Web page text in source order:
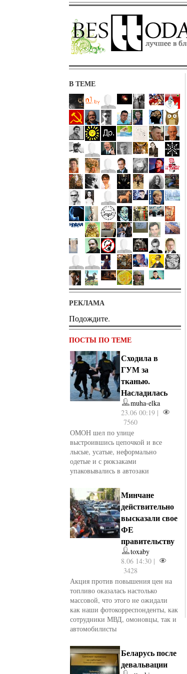
В ТЕМЕ
РЕКЛАМА
Подождите.
ПОСТЫ ПО ТЕМЕ
Сходила в
ГУМ за
тканью.
Насладилась
muha-elka
23.06 00:19 |
7560
ОМОН шел по улице
выстроившись цепочкой и все
лысые, усатые, неформально
одетые и с рюкзаками
упаковывались в автозаки
Минчане
действительно
высказали свое
ФЕ
правительству
toxaby
8.06 14:30 |
3428
Акция против повышения цен на
топливо оказалась настолько
массовой, что этого не ожидали
как наши фотокорреспонденты, как
сотрудники МВД, омоновцы, так и
автомобилисты
Беларусь после
девальвации